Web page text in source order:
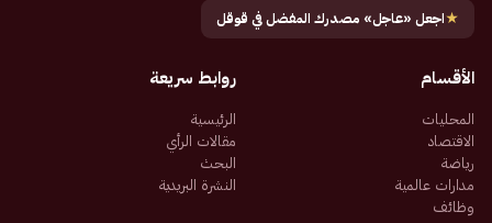
★اجعل «عاجل» مصدرك المفضل في قوقل
الأقسام
المحليات
الاقتصاد
رياضة
مدارات عالمية
وظائف
روابط سريعة
الرئيسية
مقالات الرأي
البحث
النشرة البريدية